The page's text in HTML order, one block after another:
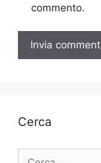
commento.
Cerca